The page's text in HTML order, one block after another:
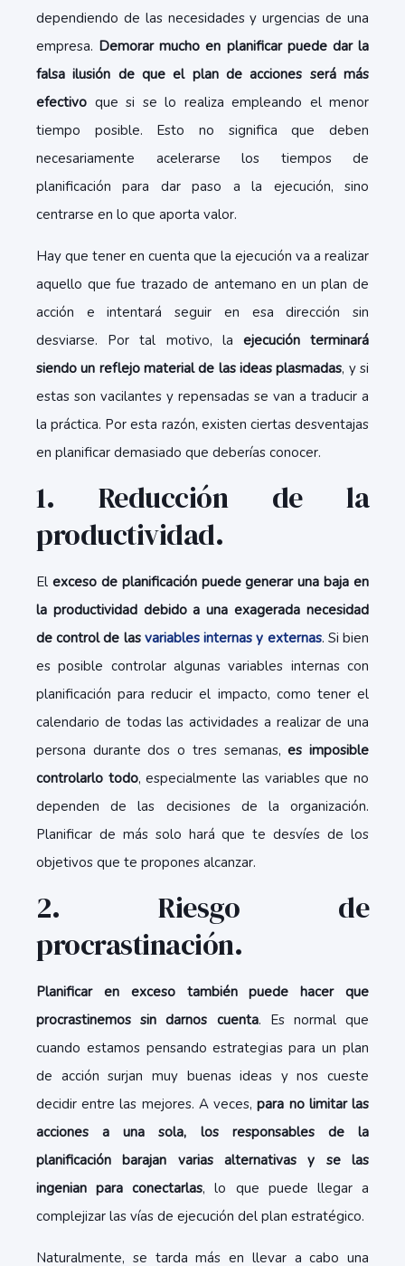
dependiendo de las necesidades y urgencias de una
empresa. Demorar mucho en planificar puede dar la
falsa ilusión de que el plan de acciones será más
efectivo que si se lo realiza empleando el menor
tiempo posible. Esto no significa que deben
necesariamente acelerarse los tiempos de
planificación para dar paso a la ejecución, sino
centrarse en lo que aporta valor.
Hay que tener en cuenta que la ejecución va a realizar
aquello que fue trazado de antemano en un plan de
acción e intentará seguir en esa dirección sin
desviarse. Por tal motivo, la ejecución terminará
siendo un reflejo material de las ideas plasmadas, y si
estas son vacilantes y repensadas se van a traducir a
la práctica. Por esta razón, existen ciertas desventajas
en planificar demasiado que deberías conocer.
1. Reducción de la
productividad.
El exceso de planificación puede generar una baja en
la productividad debido a una exagerada necesidad
de control de las variables internas y externas. Si bien
es posible controlar algunas variables internas con
planificación para reducir el impacto, como tener el
calendario de todas las actividades a realizar de una
persona durante dos o tres semanas,es imposible
controlarlo todo, especialmente las variables que no
dependen de las decisiones de la organización.
Planificar de más solo hará que te desvíes de los
objetivos que te propones alcanzar.
2. Riesgo de
procrastinación.
Planificar en exceso también puede hacer que
procrastinemos sin darnos cuenta. Es normal que
cuando estamos pensando estrategias para un plan
de acción surjan muy buenas ideas y nos cueste
decidir entre las mejores. A veces, para no limitar las
acciones a una sola, los responsables de la
planificación barajan varias alternativas y se las
ingenian para conectarlas, lo que puede llegar a
complejizar las vías de ejecución del plan estratégico.
Naturalmente, se tarda más en llevar a cabo una